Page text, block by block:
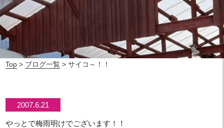
Top > ブログ一覧 > サイコ～！！
2007.6.21
やっとで梅雨明けでございます！！